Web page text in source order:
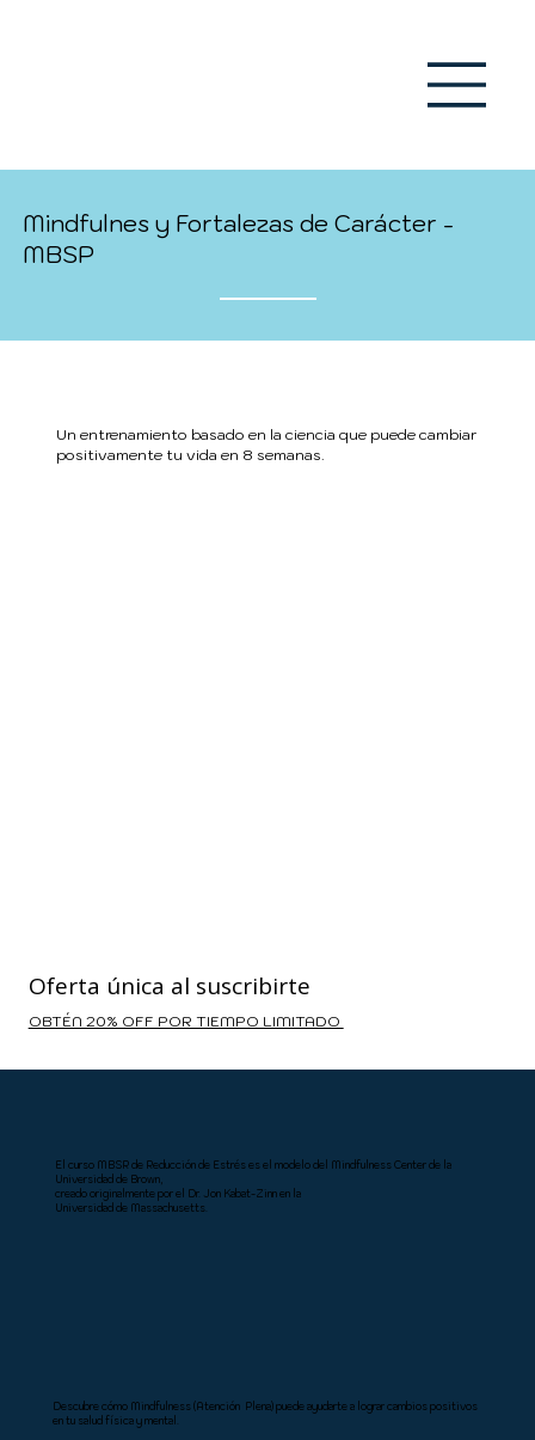
Mindfulnes y Fortalezas de Carácter -
MBSP
Un entrenamiento basado en la ciencia que puede cambiar
positivamente tu vida en 8 semanas.
Oferta única al suscribirte
OBTÉN 20% OFF POR TIEMPO LIMITADO
El curso MBSR de Reducción de Estrés es el modelo del Mindfulness Center de la
Universidad de Brown,
creado originalmente por el Dr. Jon Kabat-Zinn en la
Universidad de Massachusetts.
Descubre cómo Mindfulness (Atención Plena) puede ayudarte a lograr cambios positivos
en tu salud física y mental.